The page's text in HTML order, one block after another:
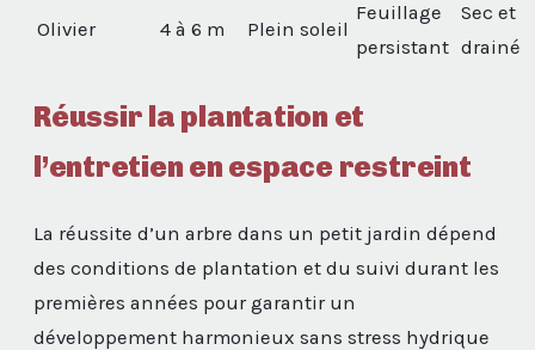
Olivier 4 à 6 m Plein soleil
Feuillage
persistant
Sec et
drainé
Réussir la plantation et
l’entretien en espace restreint
La réussite d’un arbre dans un petit jardin dépend
des conditions de plantation et du suivi durant les
premières années pour garantir un
développement harmonieux sans stress hydrique